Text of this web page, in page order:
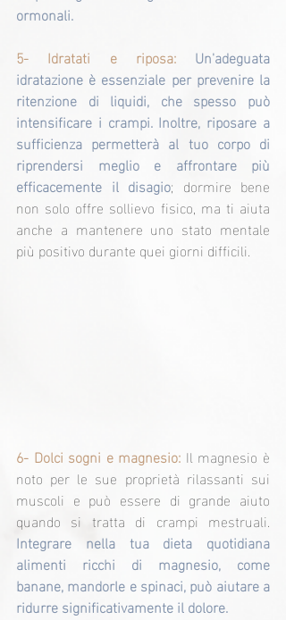
ormonali.
5- Idratati e riposa: Un'adeguata
idratazione è essenziale per prevenire la
ritenzione di liquidi, che spesso può
intensificare i crampi. Inoltre, riposare a
sufficienza permetterà al tuo corpo di
riprendersi meglio e affrontare più
efficacemente il disagio; dormire bene
non solo offre sollievo fisico, ma ti aiuta
anche a mantenere uno stato mentale
più positivo durante quei giorni difficili.
6- Dolci sogni e magnesio: Il magnesio è
noto per le sue proprietà rilassanti sui
muscoli e può essere di grande aiuto
Integrare nella tua dieta quotidiana
alimenti ricchi di magnesio, come
banane, mandorle e spinaci, può aiutare a
ridurre significativamente il dolore.